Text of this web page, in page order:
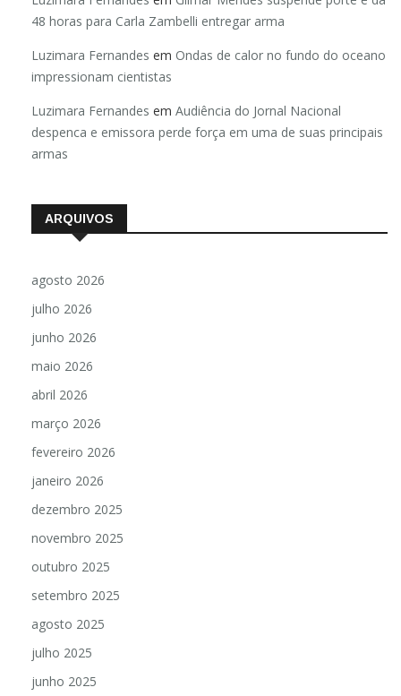
48 horas para Carla Zambelli entregar arma
Luzimara Fernandes em Ondas de calor no fundo do oceano
impressionam cientistas
Luzimara Fernandes em Audiência do Jornal Nacional
despenca e emissora perde força em uma de suas principais
armas
ARQUIVOS
agosto 2026
julho 2026
junho 2026
maio 2026
abril 2026
março 2026
fevereiro 2026
janeiro 2026
dezembro 2025
novembro 2025
outubro 2025
setembro 2025
agosto 2025
julho 2025
junho 2025